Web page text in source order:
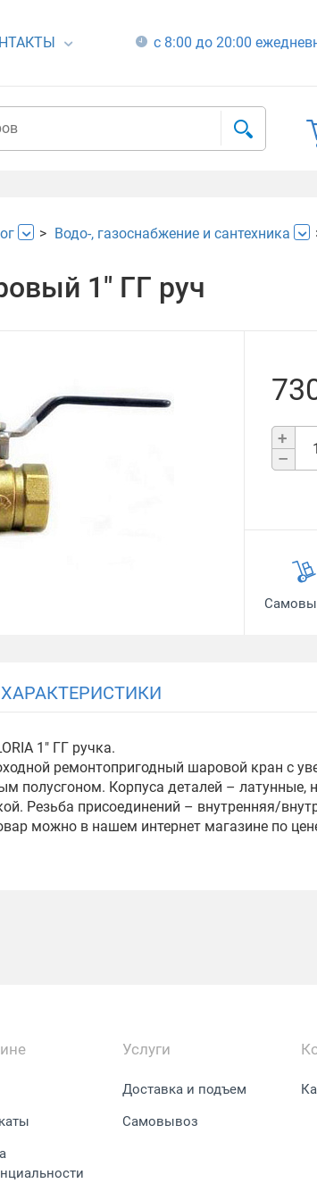
с 8:00 до 20:00
Водо-, газоснабжение и сантехника
1" ГГ руч
+
–
ХАРАКТЕРИСТИКИ
1" ГГ ручка.
ремонтопригодный шаровой кран с
полусгоном. Корпуса деталей –
Резьба присоединений – внутренняя/
можно в нашем интернет магазине по
Услуги
Доставка и подъем
Самовывоз